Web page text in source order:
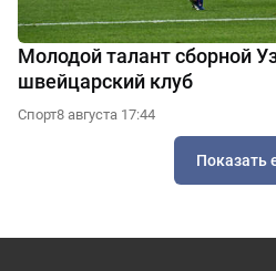
Молодой талант сборной
швейцарский клуб
Спорт8 августа 17:44
Показать